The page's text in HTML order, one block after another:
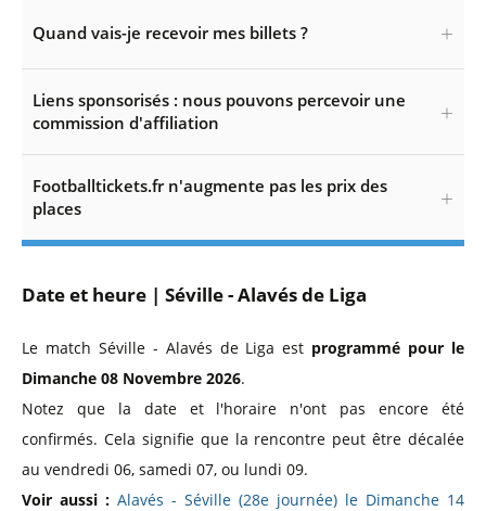
Quand vais-je recevoir mes billets ?
Liens sponsorisés : nous pouvons percevoir une
commission d'affiliation
Footballtickets.fr n'augmente pas les prix des
places
Date et heure | Séville - Alavés de Liga
Le match Séville - Alavés de Liga est programmé pour le
Dimanche 08 Novembre 2026.
Notez que la date et l'horaire n'ont pas encore été
confirmés. Cela signifie que la rencontre peut être décalée
au vendredi 06, samedi 07, ou lundi 09.
Voir aussi : Alavés - Séville (28e journée) le Dimanche 14